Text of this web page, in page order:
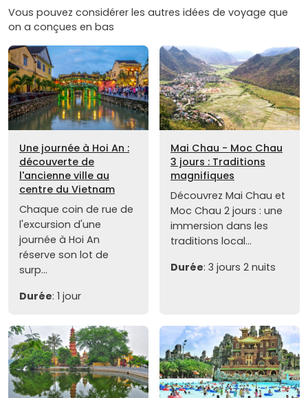
Vous pouvez considérer les autres idées de voyage que
on a conçues en bas
Une journée à Hoi An :
découverte de
l'ancienne ville au
centre du Vietnam
Chaque coin de rue de
l'excursion d'une
journée à Hoi An
réserve son lot de
surp...
Durée: 1 jour
Mai Chau - Moc Chau
3 jours : Traditions
magnifiques
Découvrez Mai Chau et
Moc Chau 2 jours : une
immersion dans les
traditions local...
Durée: 3 jours 2 nuits